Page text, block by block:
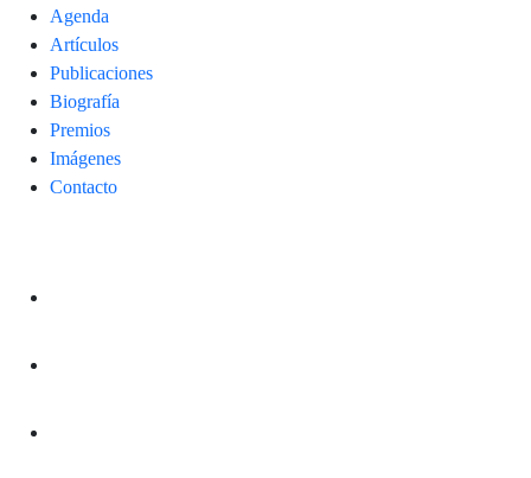
Agenda
Artículos
Publicaciones
Biografía
Premios
Imágenes
Contacto